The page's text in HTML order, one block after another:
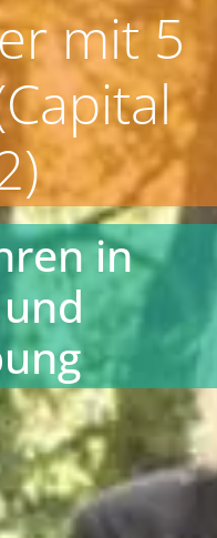
mit 5
in